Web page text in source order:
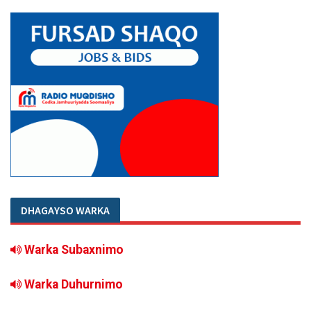
DHAGAYSO WARKA
Warka Subaxnimo
Warka Duhurnimo